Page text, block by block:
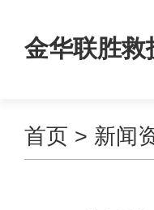
金华联胜救
首页 > 新闻